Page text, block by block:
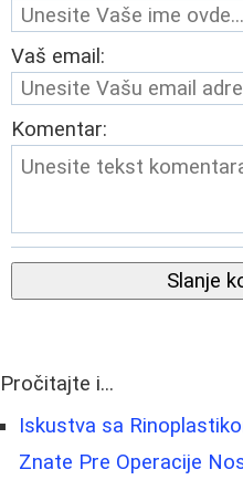
Vaš email:
Komentar:
Slanje
Pročitajte i...
Iskustva sa
Znate Pre Operacije